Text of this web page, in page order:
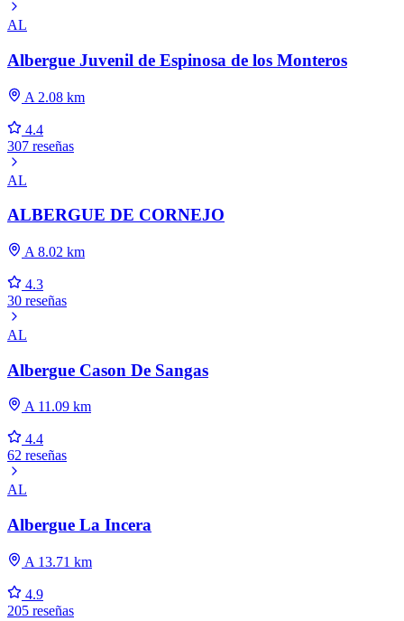
AL
Albergue Juvenil de Espinosa de los Monteros
A 2.08 km
4.4
307 reseñas
AL
ALBERGUE DE CORNEJO
A 8.02 km
4.3
30 reseñas
AL
Albergue Cason De Sangas
A 11.09 km
4.4
62 reseñas
AL
Albergue La Incera
A 13.71 km
4.9
205 reseñas